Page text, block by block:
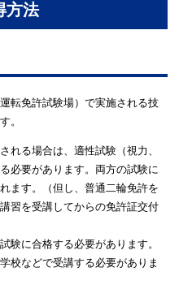
方法
転免許試験場）で実施される技
。
れる場合は、適性試験（視力、
必要があります。両方の試験に
ます。（但し、普通二輪免許を
習を受講してからの免許証交付
験に合格する必要があります。
校などで受講する必要がありま